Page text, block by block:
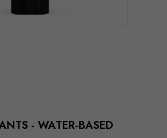
- WATER-BASED